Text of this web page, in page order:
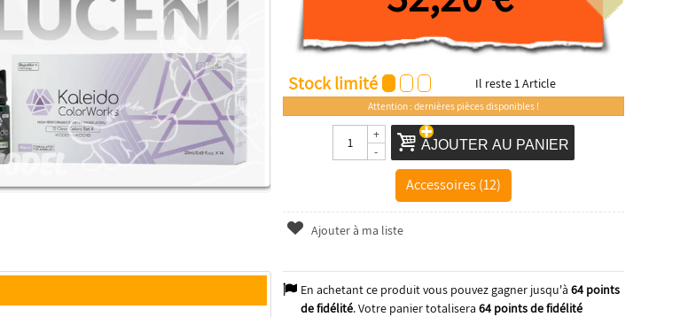
Stock limité Il reste1Article
Attention : dernières pièces disponibles !
-
+
AJOUTER AU PANIER
Accessoires (12)
Ajouter à ma liste
En achetant ce produit vous pouvez gagner jusqu'à 64points
de fidélité. Votre panier totalisera 64points de fidélité